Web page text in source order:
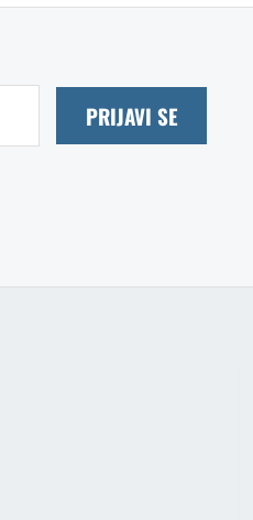
PRIJAVI SE